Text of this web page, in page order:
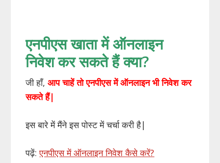
एनपीएस खाता में ऑनलाइन
निवेश कर सकते हैं क्या?
जी हाँ,आप चाहें तो एनपीएस में ऑनलाइन भी निवेश कर
सकते हैं|
इस बारे में मैंने इस पोस्ट में चर्चा करी है|
पढ़ें:एनपीएस में ऑनलाइन निवेश कैसे करें?